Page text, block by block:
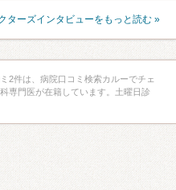
ターズインタビューをもっと読む »
2件は、病院口コミ検索カルーでチェ
専門医が在籍しています。土曜日診